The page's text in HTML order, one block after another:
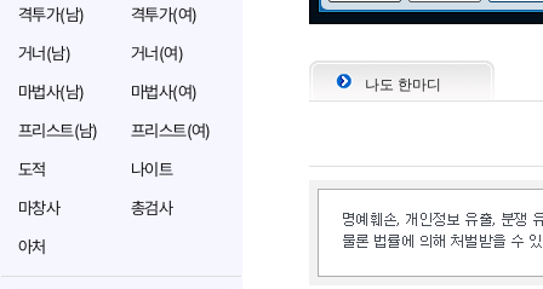
격투가(남)
격투가(여)
거너(남)
거너(여)
마법사(남)
마법사(여)
프리스트(남)
프리스트(여)
도적
나이트
마창사
총검사
아처
나도 한마디